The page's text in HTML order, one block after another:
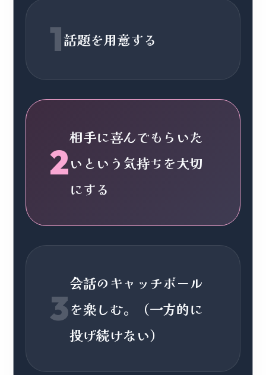
1話題を用意する
2
相手に喜んでもらいた
いという気持ちを大切
にする
3
会話のキャッチボール
を楽しむ。（一方的に
投げ続けない）